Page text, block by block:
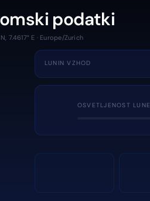
podatki
N, 7.4617° E · Europe/Zurich
LUNIN VZHOD
OSVETLJENOST LUNE